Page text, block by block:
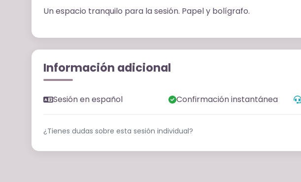
Un espacio tranquilo para la sesión. Papel y bolígrafo.
Información adicional
Sesión en español Confirmación instantánea
¿Tienes dudas sobre esta sesión individual?